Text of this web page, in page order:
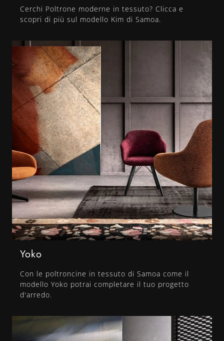
Cerchi Poltrone moderne in tessuto? Clicca e
scopri di più sul modello Kim di Samoa.
Yoko
Con le poltroncine in tessuto di Samoa come il
modello Yoko potrai completare il tuo progetto
d'arredo.